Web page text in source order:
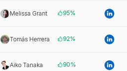
Melissa Grant 95%
Tomás Herrera 92%
Aiko Tanaka 90%